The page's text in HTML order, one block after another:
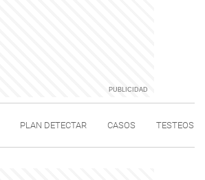
PLAN DETECTAR CASOS TESTEOS